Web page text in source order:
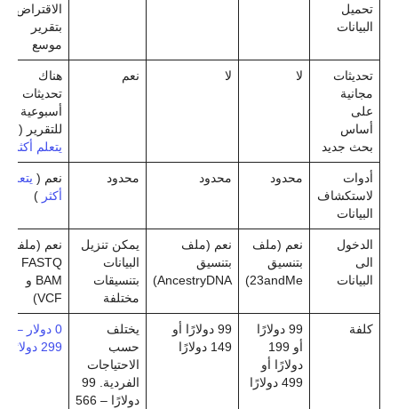
تحميل
البيانات
الاقتراض
بتقرير
موسع
تحديثات
مجانية
على
أساس
بحث جديد
لا لا نعم
هناك
تحديثات
أسبوعية
للتقرير (
يتعلم أكثر
أدوات
لاستكشاف
البيانات
محدود محدود محدود نعم ( يتعلم
أكثر )
الدخول
الى
البيانات
نعم (ملف
بتنسيق
23andMe)
نعم (ملف
بتنسيق
AncestryDNA)
يمكن تنزيل
البيانات
بتنسيقات
مختلفة
نعم (ملفات
BAM و
VCF)
كلفة
99 دولارًا
أو 199
دولارًا أو
499 دولارًا
99 دولارًا أو
149 دولارًا
يختلف
حسب
الاحتياجات
الفردية. 99
دولارًا – 566
0 دولار –
299 دولارًا